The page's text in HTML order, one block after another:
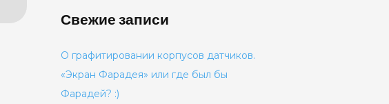
Свежие записи
О графитировании корпусов датчиков.
«Экран Фарадея» или где был бы
Фарадей? :)